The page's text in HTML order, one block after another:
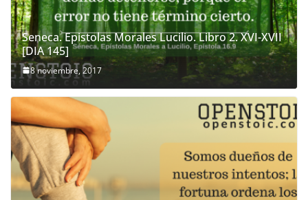
Seneca. Epistolas Morales Lucilio. Libro 2. XVI-XVII
[DIA 145]
8 noviembre, 2017